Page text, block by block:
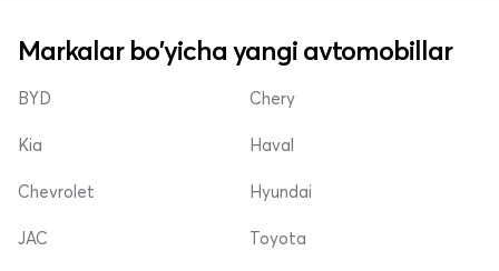
Markalar bo'yicha yangi avtomobillar
BYD
Kia
Chevrolet
Chery
Haval
Hyundai
JAC Toyota